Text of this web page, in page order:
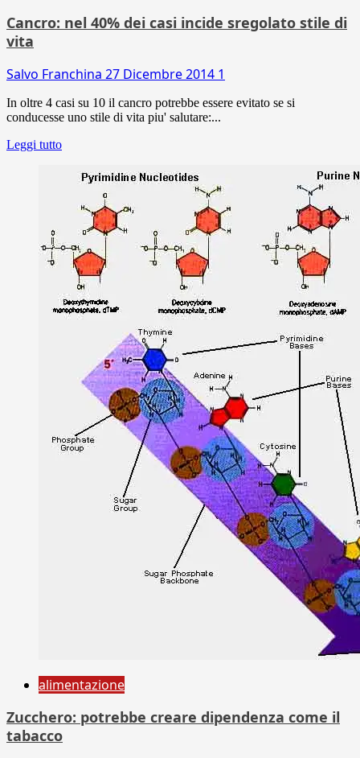
Cancro: nel 40% dei casi incide sregolato stile di
vita
Salvo Franchina 27 Dicembre 2014 1
In oltre 4 casi su 10 il cancro potrebbe essere evitato se si
conducesse uno stile di vita piu' salutare:...
Leggi tutto
alimentazione
Zucchero: potrebbe creare dipendenza come il
tabacco